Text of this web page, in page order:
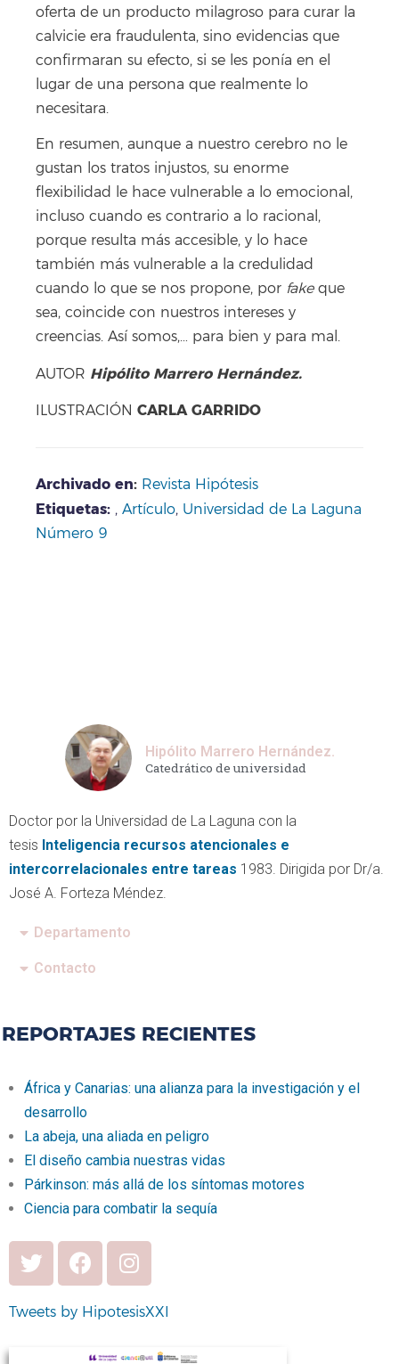
oferta de un producto milagroso para curar la
calvicie era fraudulenta, sino evidencias que
confirmaran su efecto, si se les ponía en el
lugar de una persona que realmente lo
necesitara.
En resumen, aunque a nuestro cerebro no le
gustan los tratos injustos, su enorme
flexibilidad le hace vulnerable a lo emocional,
incluso cuando es contrario a lo racional,
porque resulta más accesible, y lo hace
también más vulnerable a la credulidad
cuando lo que se nos propone, por fakeque
sea, coincide con nuestros intereses y
creencias. Así somos,… para bien y para mal.
AUTOR Hipólito Marrero Hernández.
ILUSTRACIÓN CARLA GARRIDO
Archivado en: Revista Hipótesis
Etiquetas: , Artículo, Universidad de La Laguna
Número 9
Hipólito Marrero Hernández.
Catedrático de universidad
Doctor por la Universidad de La Laguna con la
tesis Inteligencia recursos atencionales e
intercorrelacionales entre tareas 1983. Dirigida por Dr/a.
José A. Forteza Méndez.
Departamento
Contacto
REPORTAJES RECIENTES
África y Canarias: una alianza para la investigación y el
desarrollo
La abeja, una aliada en peligro
El diseño cambia nuestras vidas
Párkinson: más allá de los síntomas motores
Ciencia para combatir la sequía
Tweets by HipotesisXXI